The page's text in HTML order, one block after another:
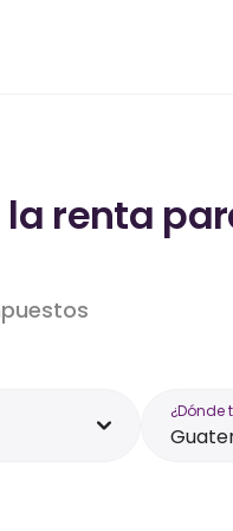
renta
¿Dónde